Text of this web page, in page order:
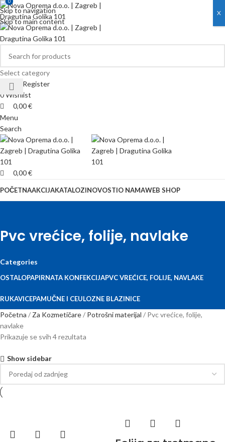
Skip to navigation
Skip to main content
Select category
Login / Register
0 Wishlist
0
0,00€
Menu
Search
0
0,00€
POČETNAAKCIJAKATALOZINOVOSTIO NAMAWEB SHOP
Pvc vrećice, folije, navlake
Categories
OSTALOPAPIRNATA KONFEKCIJAPVC VREĆICE, FOLIJE, NAVLAKE
RUKAVICEPAMUČNE I CEULOZNE BLAZINICE
Početna Za Kozmetičare Potrošni materijal
Pvc vrećice, folije,
navlake
Prikazuje se svih 4 rezultata
Show sidebar
X